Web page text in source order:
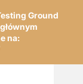
Ground
na: